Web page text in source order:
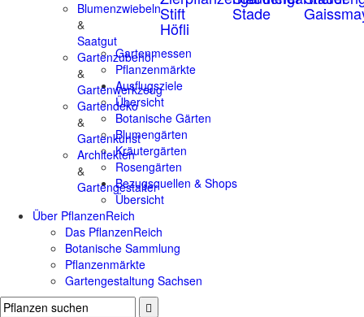
Blumenzwiebeln
&
Saatgut
Gartenzubehör
&
Gartenwerkzeug
Gartendeko
&
Gartenkunst
Architekten
&
Gartengestalter
Stift
Höfli
Stade
Gartenmessen
Pflanzenmärkte
Ausflugsziele
Übersicht
Botanische Gärten
Blumengärten
Kräutergärten
Rosengärten
Bezugsquellen & Shops
Übersicht
Über PflanzenReich
Das PflanzenReich
Botanische Sammlung
Pflanzenmärkte
Gartengestaltung Sachsen